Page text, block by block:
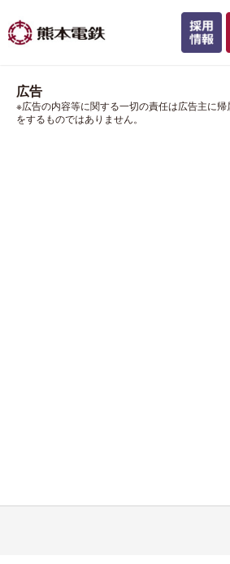
広告
※広告の内容等に関する一切の責任は広告主に
をするものではありません。